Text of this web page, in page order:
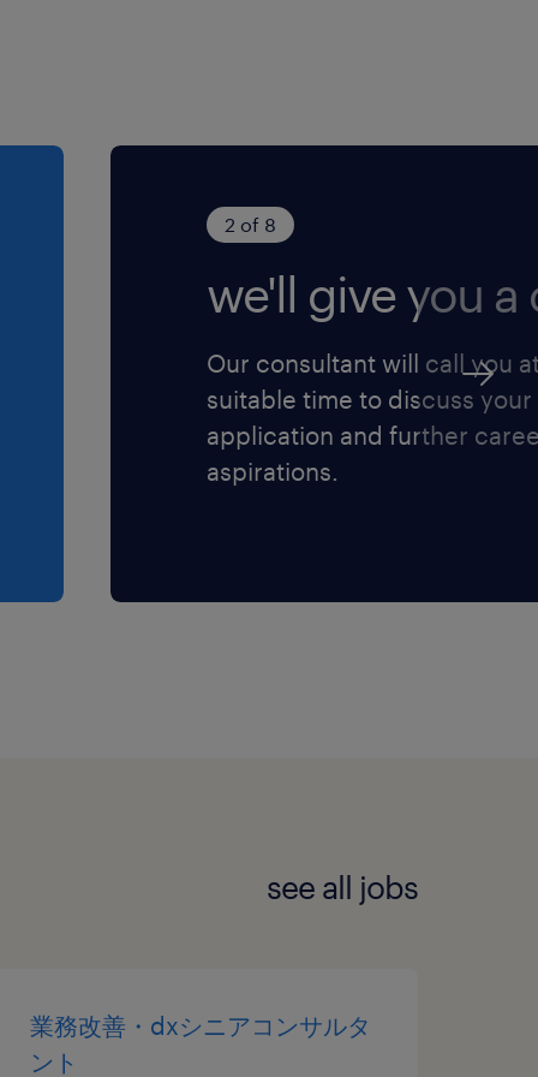
2 of 8
we'll give you a
Our consultant will call you
suitable time to discuss your
application and further
aspirations.
see all jobs
業務改善・dxシニアコンサルタ
ント